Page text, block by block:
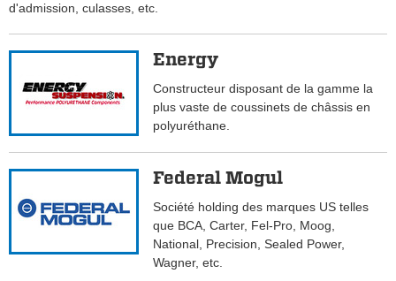
d'admission, culasses, etc.
Energy
Constructeur disposant de la gamme la
plus vaste de coussinets de châssis en
polyuréthane.
Federal Mogul
Société holding des marques US telles
que BCA, Carter, Fel-Pro, Moog,
National, Precision, Sealed Power,
Wagner, etc.